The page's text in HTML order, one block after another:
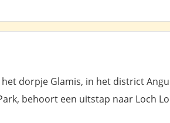
het dorpje Glamis, in het district
behoort een uitstap naar Loch